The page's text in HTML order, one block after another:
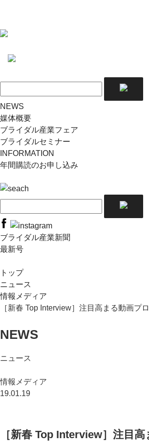
NEWS
媒体概要
ブライダル産業フェア
ブライダルセミナー
INFORMATION
年間購読のお申し込み
ブライダル産業新聞
最新号
トップ
ニュース
情報メディア
［新春 Top Interview］注目高まる動画プ
NEWS
ニュース
情報メディア
19.01.19
［新春 Top Interview］注目